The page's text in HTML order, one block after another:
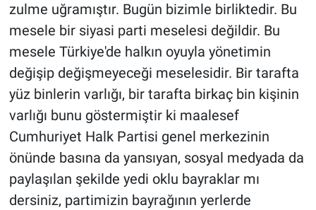
zulme uğramıştır. Bugün bizimle birliktedir. Bu
mesele bir siyasi parti meselesi değildir. Bu
mesele Türkiye'de halkın oyuyla yönetimin
değişip değişmeyeceği meselesidir. Bir tarafta
yüz binlerin varlığı, bir tarafta birkaç bin kişinin
varlığı bunu göstermiştir ki maalesef
Cumhuriyet Halk Partisi genel merkezinin
önünde basına da yansıyan, sosyal medyada da
paylaşılan şekilde yedi oklu bayraklar mı
dersiniz, partimizin bayrağının yerlerde